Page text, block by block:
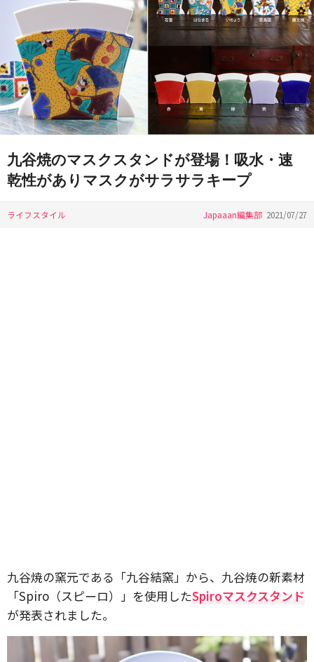
九谷焼のマスクスタンドが登場！吸水・速
乾性がありマスクがサラサラキープ
ライフスタイル Japaaan編集部 2021/07/27
九谷焼の窯元である「九谷結窯」から、九谷焼の新素材
「Spiro（スピーロ）」を使用したSpiroマスクスタンド
が発表されました。